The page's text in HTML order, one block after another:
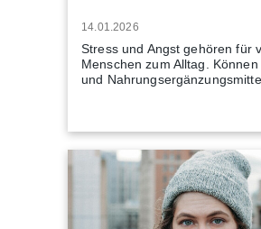
14.01.2026
Stress und Angst gehören für
Menschen zum Alltag.
und